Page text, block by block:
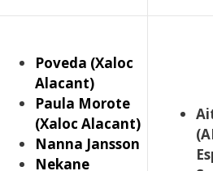
Poveda (Xaloc
Alacant)
Paula Morote
(Xaloc Alacant)
Nanna Jansson
Nekane